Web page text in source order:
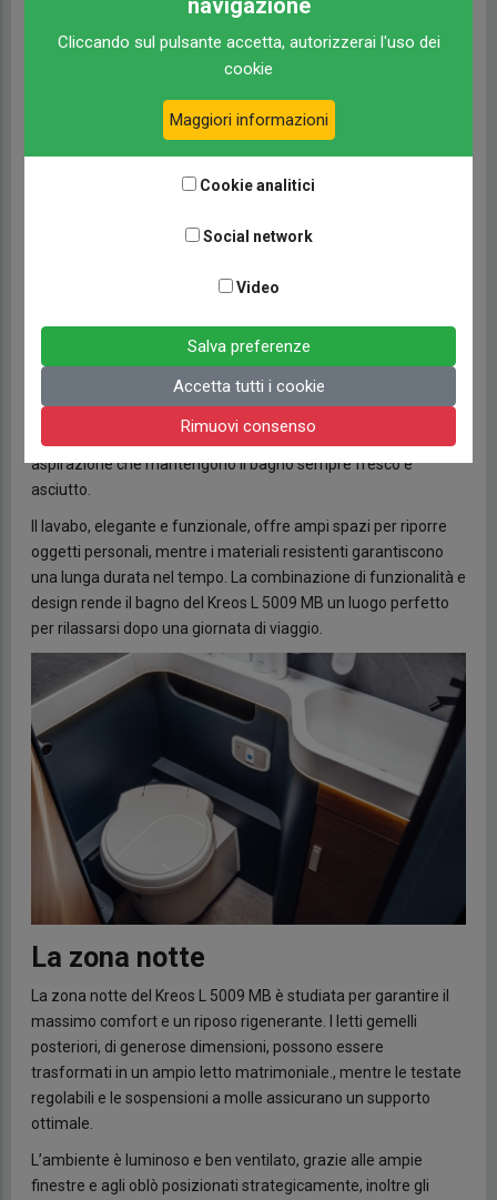
Il bagno
Il bagno del Kreos L 5009 MB è un altro dei suoi fiori
comfort superiore grazie a una disposizione intelligente degli
garantendo privacy e funzionalità.
La doccia è uno degli elementi più distintivi, con opzioni SPA
che includono una doppia modalità rainshower ed erogatore
regolabile, mentre i dettagli in Getacore e gli ampi specchi con
pensili nascosti conferiscono un tocco di lusso all’ambiente. La
ventilazione è ottimale, grazie a finestre dedicate e sistemi di
aspirazione che mantengono il bagno sempre fresco e
asciutto.
Il lavabo, elegante e funzionale, offre ampi spazi per riporre
oggetti personali, mentre i materiali resistenti garantiscono
una lunga durata nel tempo. La combinazione di funzionalità e
design rende il bagno del Kreos L 5009 MB un luogo perfetto
per rilassarsi dopo una giornata di viaggio.
La zona notte
La zona notte del Kreos L 5009 MB è studiata per garantire il
massimo comfort e un riposo rigenerante. I letti gemelli
posteriori, di generose dimensioni, possono essere
trasformati in un ampio letto matrimoniale., mentre le testate
regolabili e le sospensioni a molle assicurano un supporto
ottimale.
L’ambiente è luminoso e ben ventilato, grazie alle ampie
finestre e agli oblò posizionati strategicamente, inoltre gli
Cliccando sul pulsante accetta, autorizzerai l'uso dei
cookie
Maggiori informazioni
Cookie analitici
Social network
Video
Salva preferenze
Accetta tutti i cookie
Rimuovi consenso